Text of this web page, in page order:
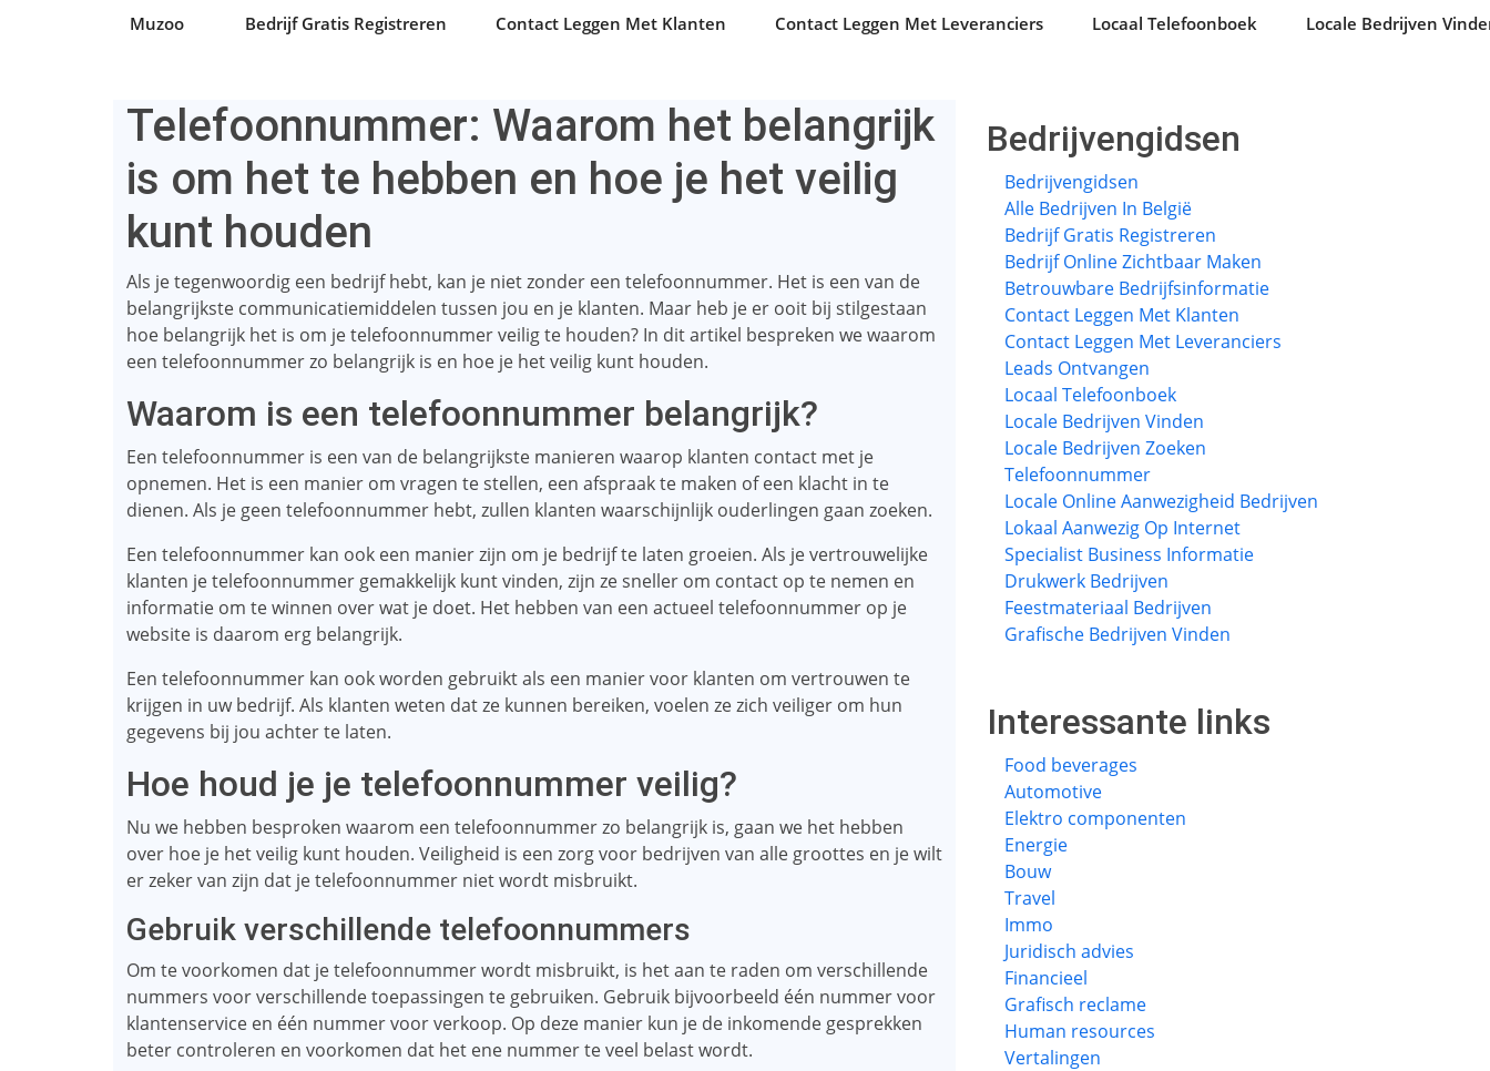
Muzoo Bedrijf Gratis Registreren Contact Leggen Met Klanten Contact Leggen Met Leveranciers Locaal Telefoonboek Locale Bedrijven
Telefoonnummer: Waarom het belangrijk
is om het te hebben en hoe je het veilig
kunt houden
Als je tegenwoordig een bedrijf hebt, kan je niet zonder een telefoonnummer. Het is een van de
belangrijkste communicatiemiddelen tussen jou en je klanten. Maar heb je er ooit bij stilgestaan ​​
hoe belangrijk het is om je telefoonnummer veilig te houden? In dit artikel bespreken we waarom
een ​​telefoonnummer zo belangrijk is en hoe je het veilig kunt houden.
Waarom is een telefoonnummer belangrijk?
Een telefoonnummer is een van de belangrijkste manieren waarop klanten contact met je
opnemen. Het is een manier om vragen te stellen, een afspraak te maken of een klacht in te
dienen. Als je geen telefoonnummer hebt, zullen klanten waarschijnlijk ouderlingen gaan zoeken.
Een telefoonnummer kan ook een manier zijn om je bedrijf te laten groeien. Als je vertrouwelijke
klanten je telefoonnummer gemakkelijk kunt vinden, zijn ze sneller om contact op te nemen en
informatie om te winnen over wat je doet. Het hebben van een actueel telefoonnummer op je
website is daarom erg belangrijk.
Een telefoonnummer kan ook worden gebruikt als een manier voor klanten om vertrouwen te
krijgen in uw bedrijf. Als klanten weten dat ze kunnen bereiken, voelen ze zich veiliger om hun
gegevens bij jou achter te laten.
Hoe houd je je telefoonnummer veilig?
Nu we hebben besproken waarom een ​​telefoonnummer zo belangrijk is, gaan we het hebben
over hoe je het veilig kunt houden. Veiligheid is een zorg voor bedrijven van alle groottes en je wilt
er zeker van zijn dat je telefoonnummer niet wordt misbruikt.
Gebruik verschillende telefoonnummers
Om te voorkomen dat je telefoonnummer wordt misbruikt, is het aan te raden om verschillende
nummers voor verschillende toepassingen te gebruiken. Gebruik bijvoorbeeld één nummer voor
klantenservice en één nummer voor verkoop. Op deze manier kun je de inkomende gesprekken
beter controleren en voorkomen dat het ene nummer te veel belast wordt.
Bedrijvengidsen
Bedrijvengidsen
Alle Bedrijven In België
Bedrijf Gratis Registreren
Bedrijf Online Zichtbaar Maken
Betrouwbare Bedrijfsinformatie
Contact Leggen Met Klanten
Contact Leggen Met Leveranciers
Leads Ontvangen
Locaal Telefoonboek
Locale Bedrijven Vinden
Locale Bedrijven Zoeken
Telefoonnummer
Locale Online Aanwezigheid Bedrijven
Lokaal Aanwezig Op Internet
Specialist Business Informatie
Drukwerk Bedrijven
Feestmateriaal Bedrijven
Grafische Bedrijven Vinden
Interessante links
Food beverages
Automotive
Elektro componenten
Energie
Bouw
Travel
Immo
Juridisch advies
Financieel
Grafisch reclame
Human resources
Vertalingen